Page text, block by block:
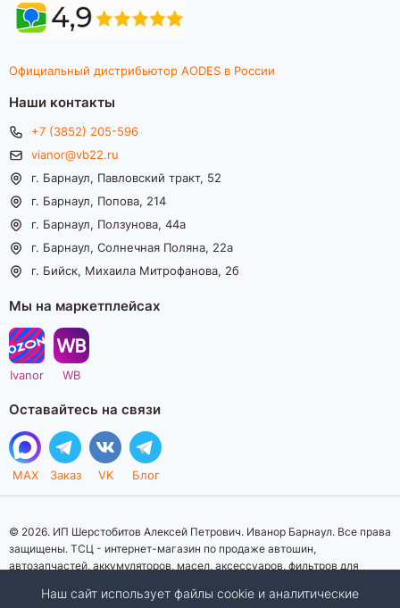
Официальный дистрибьютор AODES в России
Наши контакты
+7 (3852) 205-596
vianor@vb22.ru
г. Барнаул, Павловский тракт, 52
г. Барнаул, Попова, 214
г. Барнаул, Ползунова, 44а
г. Барнаул, Солнечная Поляна, 22а
г. Бийск, Михаила Митрофанова, 2б
Мы на маркетплейсах
Ivanor WB
Оставайтесь на связи
MAX Заказ VK Блог
© 2026. ИП Шерстобитов Алексей Петрович. Иванор Барнаул. Все права
защищены. ТСЦ - интернет-магазин по продаже автошин,
автозапчастей, аккумуляторов, масел, аксессуаров, фильтров для
информационный характер. Представленная информация о товарах, их
Наш сайт использует файлы cookie и аналитические